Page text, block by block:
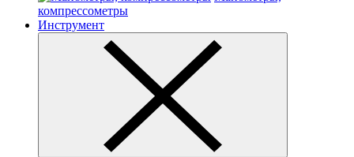
компрессометры
Инструмент